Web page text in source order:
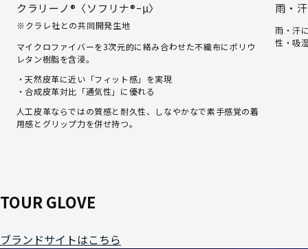
クラリーノ®〈ソフリナ®ｰμ〉
※クラレ社との共同開発生地
マイクロファイバーを3次元的に絡み合わせた不織布にポリウ
レタン樹脂を含浸。
・天然皮革に近い「フィット感」を実現
・合成皮革対比「通気性」に優れる
人工皮革ならではの質感と耐久性、しなやかなで素手感覚の着
用感とグリップ力を併せ持つ。
雨・
雨・汗
性・吸
TOUR GLOVE
ブランドサイトはこちら